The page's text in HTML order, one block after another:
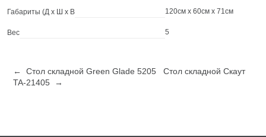
Габариты (Д х Ш х В 120см x 60см x 71см
Вес 5
← Стол складной Green Glade 5205
Стол складной Скаут
TA-21405 →